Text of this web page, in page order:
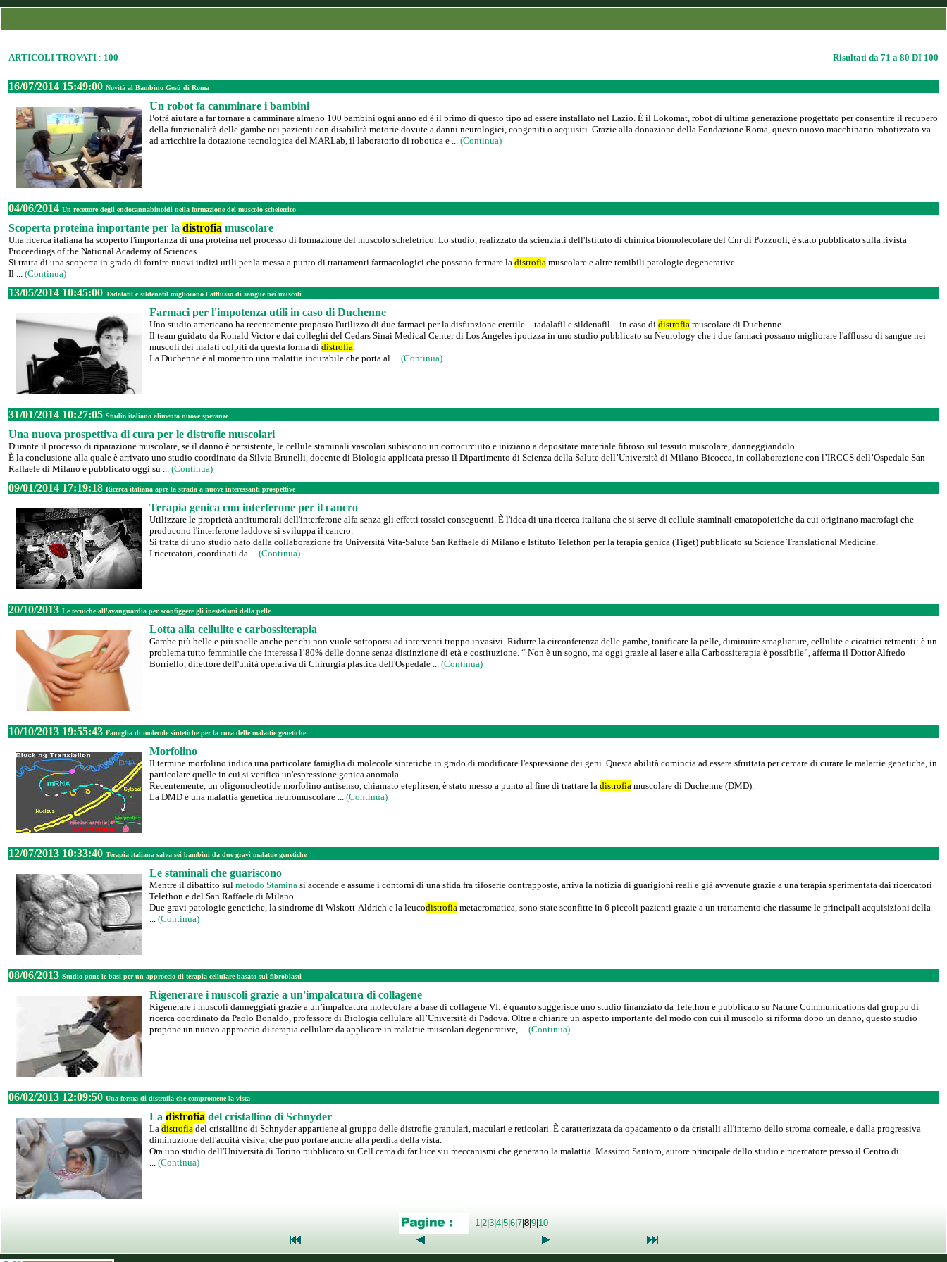
ARTICOLI TROVATI : 100 Risultati da 71 a 80 DI 100
16/07/2014 15:49:00 Novità al Bambino Gesù di Roma
Un robot fa camminare i bambini
Potrà aiutare a far tornare a camminare almeno 100 bambini ogni anno ed è il primo di questo tipo ad essere installato nel Lazio. È il Lokomat, robot di ultima generazione progettato per consentire il recupero
della funzionalità delle gambe nei pazienti con disabilità motorie dovute a danni neurologici, congeniti o acquisiti. Grazie alla donazione della Fondazione Roma, questo nuovo macchinario robotizzato va
ad arricchire la dotazione tecnologica del MARLab, il laboratorio di robotica e ... (Continua)
04/06/2014 Un recettore degli endocannabinoidi nella formazione del muscolo scheletrico
Scoperta proteina importante per la distrofia muscolare
Una ricerca italiana ha scoperto l'importanza di una proteina nel processo di formazione del muscolo scheletrico. Lo studio, realizzato da scienziati dell'Istituto di chimica biomolecolare del Cnr di Pozzuoli, è stato pubblicato sulla rivista
Proceedings of the National Academy of Sciences.
Si tratta di una scoperta in grado di fornire nuovi indizi utili per la messa a punto di trattamenti farmacologici che possano fermare la distrofia muscolare e altre temibili patologie degenerative.
Il ... (Continua)
13/05/2014 10:45:00 Tadalafil e sildenafil migliorano l'afflusso di sangue nei muscoli
Farmaci per l'impotenza utili in caso di Duchenne
Uno studio americano ha recentemente proposto l'utilizzo di due farmaci per la disfunzione erettile – tadalafil e sildenafil – in caso di distrofia muscolare di Duchenne.
Il team guidato da Ronald Victor e dai colleghi del Cedars Sinai Medical Center di Los Angeles ipotizza in uno studio pubblicato su Neurology che i due farmaci possano migliorare l'afflusso di sangue nei
muscoli dei malati colpiti da questa forma di distrofia.
La Duchenne è al momento una malattia incurabile che porta al ... (Continua)
31/01/2014 10:27:05 Studio italiano alimenta nuove speranze
Una nuova prospettiva di cura per le distrofie muscolari
Durante il processo di riparazione muscolare, se il danno è persistente, le cellule staminali vascolari subiscono un cortocircuito e iniziano a depositare materiale fibroso sul tessuto muscolare, danneggiandolo.
È la conclusione alla quale è arrivato uno studio coordinato da Silvia Brunelli, docente di Biologia applicata presso il Dipartimento di Scienza della Salute dell’Università di Milano-Bicocca, in collaborazione con l’IRCCS dell’Ospedale San
Raffaele di Milano e pubblicato oggi su ... (Continua)
09/01/2014 17:19:18 Ricerca italiana apre la strada a nuove interessanti prospettive
Terapia genica con interferone per il cancro
Utilizzare le proprietà antitumorali dell'interferone alfa senza gli effetti tossici conseguenti. È l'idea di una ricerca italiana che si serve di cellule staminali ematopoietiche da cui originano macrofagi che
producono l'interferone laddove si sviluppa il cancro.
Si tratta di uno studio nato dalla collaborazione fra Università Vita-Salute San Raffaele di Milano e Istituto Telethon per la terapia genica (Tiget) pubblicato su Science Translational Medicine.
I ricercatori, coordinati da ... (Continua)
20/10/2013 Le tecniche all'avanguardia per sconfiggere gli inestetismi della pelle
Lotta alla cellulite e carbossiterapia
Gambe più belle e più snelle anche per chi non vuole sottoporsi ad interventi troppo invasivi. Ridurre la circonferenza delle gambe, tonificare la pelle, diminuire smagliature, cellulite e cicatrici retraenti: è un
problema tutto femminile che interessa l’80% delle donne senza distinzione di età e costituzione. “ Non è un sogno, ma oggi grazie al laser e alla Carbossiterapia è possibile”, afferma il Dottor Alfredo
Borriello, direttore dell'unità operativa di Chirurgia plastica dell'Ospedale ... (Continua)
10/10/2013 19:55:43 Famiglia di molecole sintetiche per la cura delle malattie genetiche
Morfolino
Il termine morfolino indica una particolare famiglia di molecole sintetiche in grado di modificare l'espressione dei geni. Questa abilità comincia ad essere sfruttata per cercare di curare le malattie genetiche, in
particolare quelle in cui si verifica un'espressione genica anomala.
Recentemente, un oligonucleotide morfolino antisenso, chiamato eteplirsen, è stato messo a punto al fine di trattare la distrofia muscolare di Duchenne (DMD).
La DMD è una malattia genetica neuromuscolare ... (Continua)
12/07/2013 10:33:40 Terapia italiana salva sei bambini da due gravi malattie genetiche
Le staminali che guariscono
Mentre il dibattito sul metodo Stamina si accende e assume i contorni di una sfida fra tifoserie contrapposte, arriva la notizia di guarigioni reali e già avvenute grazie a una terapia sperimentata dai ricercatori
Telethon e del San Raffaele di Milano.
Due gravi patologie genetiche, la sindrome di Wiskott-Aldrich e la leucodistrofia metacromatica, sono state sconfitte in 6 piccoli pazienti grazie a un trattamento che riassume le principali acquisizioni della
... (Continua)
08/06/2013 Studio pone le basi per un approccio di terapia cellulare basato sui fibroblasti
Rigenerare i muscoli grazie a un'impalcatura di collagene
Rigenerare i muscoli danneggiati grazie a un’impalcatura molecolare a base di collagene VI: è quanto suggerisce uno studio finanziato da Telethon e pubblicato su Nature Communications dal gruppo di
ricerca coordinato da Paolo Bonaldo, professore di Biologia cellulare all’Università di Padova. Oltre a chiarire un aspetto importante del modo con cui il muscolo si riforma dopo un danno, questo studio
propone un nuovo approccio di terapia cellulare da applicare in malattie muscolari degenerative, ... (Continua)
06/02/2013 12:09:50 Una forma di distrofia che compromette la vista
La distrofia del cristallino di Schnyder
La distrofia del cristallino di Schnyder appartiene al gruppo delle distrofie granulari, maculari e reticolari. È caratterizzata da opacamento o da cristalli all'interno dello stroma corneale, e dalla progressiva
diminuzione dell'acuità visiva, che può portare anche alla perdita della vista.
Ora uno studio dell'Università di Torino pubblicato su Cell cerca di far luce sui meccanismi che generano la malattia. Massimo Santoro, autore principale dello studio e ricercatore presso il Centro di
... (Continua)
1 |2|3|4|5|6|7|8|9|10